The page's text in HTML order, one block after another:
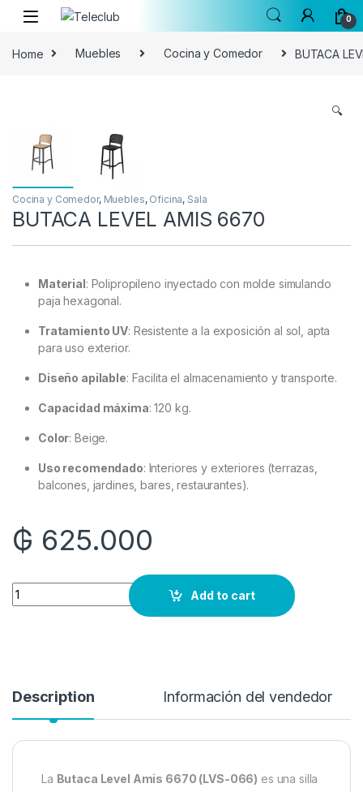
Skip to navigation
Skip to content
0
Home Muebles Cocina y Comedor BUTACA
🔍
Cocina y Comedor, Muebles, Oficina, Sala
BUTACA LEVEL AMIS 6670
Material: Polipropileno inyectado con molde simulando
paja hexagonal.
Tratamiento UV: Resistente a la exposición al sol, apta
para uso exterior.
Diseño apilable: Facilita el almacenamiento y transporte.
Capacidad máxima: 120 kg.
Color: Beige.
Uso recomendado: Interiores y exteriores (terrazas,
balcones, jardines, bares, restaurantes).
₲ 625.000
Quantity
Add to cart
Description Información del vendedor
La Butaca Level Amis 6670 (LVS-066) es una silla